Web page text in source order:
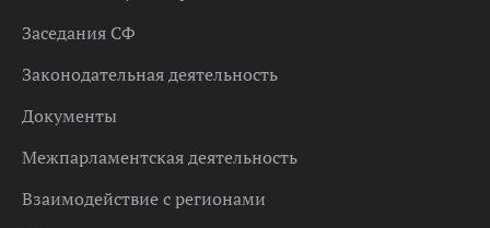
Заседания СФ
Законодательная деятельность
Документы
Межпарламентская деятельность
Взаимодействие с регионами